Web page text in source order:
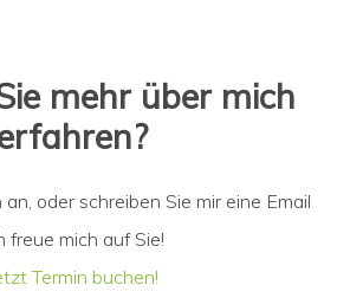
mehr über mich
oder schreiben Sie mir eine Email
freue mich auf Sie!
Termin buchen!